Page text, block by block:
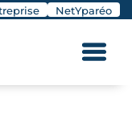
NetYparéo